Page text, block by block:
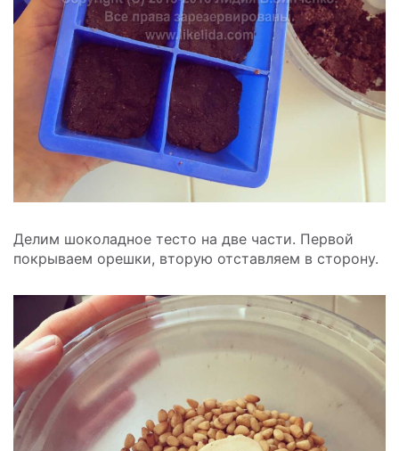
Делим шоколадное тесто на две части. Первой
покрываем орешки, вторую отставляем в сторону.